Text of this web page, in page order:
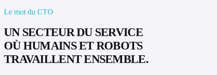
Le mot du CTO
UN SECTEUR DU SERVICE
OÙ HUMAINS ET ROBOTS
TRAVAILLENT ENSEMBLE.